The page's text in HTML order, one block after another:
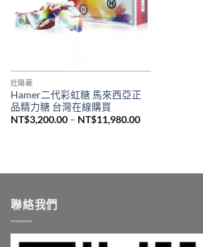
壯陽藥
Hamer二代彩虹糖 馬來西亞正
品精力糖 台灣在線購買
NT$3,200.00 – NT$11,980.00價
NT$11,980.00
聯絡我們